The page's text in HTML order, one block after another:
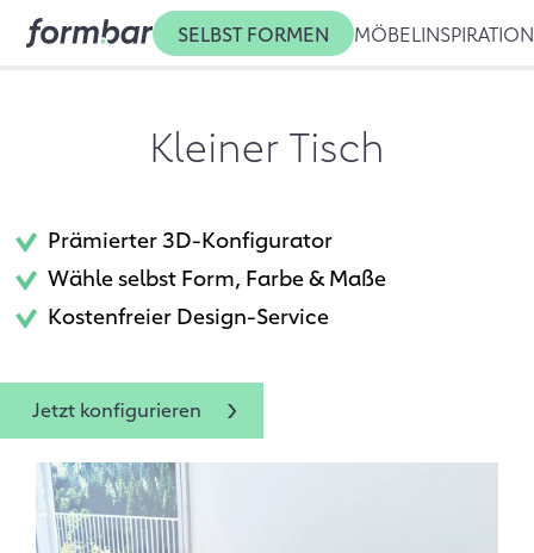
SELBST FORMEN MÖBEL INSPIRATION
Kleiner Tisch
Prämierter 3D-Konfigurator
Wähle selbst Form, Farbe & Maße
Kostenfreier Design-Service
Jetzt konfigurieren